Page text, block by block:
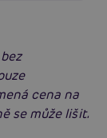
cena na
se může lišit.